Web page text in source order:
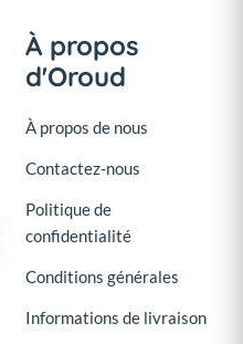
À propos
d'Oroud
À propos de nous
Contactez-nous
Politique de
confidentialité
Conditions générales
Informations de livraison